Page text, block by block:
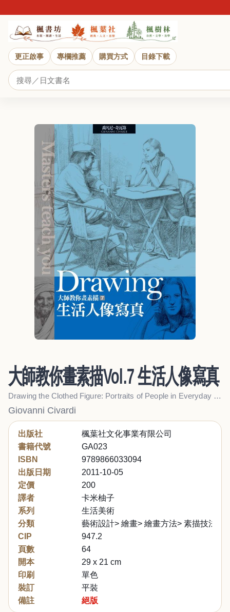
更正啟事 專欄推薦 購買方式 目錄下載
大師教你畫素描Vol.7 生活人像寫真
Drawing the Clothed Figure: Portraits of People in Everyday Life
Giovanni Civardi
出版社
楓葉社文化事業有限公司
書籍代號
GA023
ISBN
9789866033094
出版日期
2011-10-05
定價
200
譯者
卡米柚子
系列
生活美術
分類
藝術設計> 繪畫> 繪畫方法> 素描技法
CIP
947.2
頁數
64
開本
29 x 21 cm
印刷
單色
裝訂
平裝
備註
絕版